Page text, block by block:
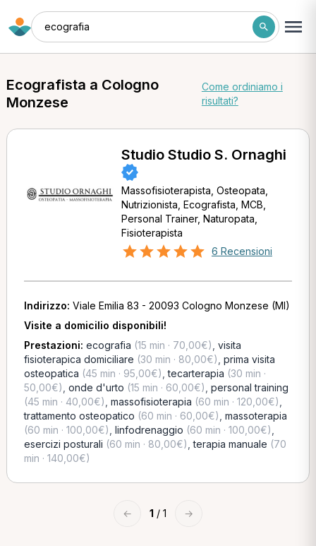
ecografia
Ecografista a Cologno
Monzese
Come ordiniamo i
risultati?
Studio Studio S. Ornaghi
Massofisioterapista, Osteopata,
Nutrizionista, Ecografista, MCB,
Personal Trainer, Naturopata,
Fisioterapista
6 Recensioni
Indirizzo: Viale Emilia 83 - 20093 Cologno Monzese (MI)
Visite a domicilio disponibili!
Prestazioni: ecografia (15 min · 70,00€) visita
fisioterapica domiciliare (30 min · 80,00€) prima visita
osteopatica (45 min · 95,00€) ,tecarterapia (30 min ·
50,00€) onde d'urto (15 min · 60,00€) personal training
(45 min · 40,00€) massofisioterapia (60 min · 120,00€)
trattamento osteopatico (60 min · 60,00€) massoterapia
(60 min · 100,00€) linfodrenaggio (60 min · 100,00€)
esercizi posturali (60 min · 80,00€) ,terapia manuale (70
min · 140,00€)
← 1 / 1 →